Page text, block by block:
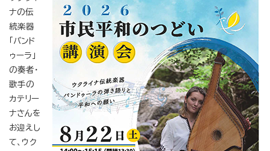
ナの伝
統楽器
「バンド
ゥーラ」
の奏者・
歌手の
カテリー
ナさんを
お迎えし
て、ウク